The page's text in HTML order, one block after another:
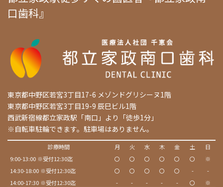
口歯科』
東京都中野区若宮3丁目17-6 メゾンドグリシーヌ1階
東京都中野区若宮3丁目19-9 辰巳ビル1階
西武新宿線都立家政駅「南口」より「徒歩1分」
※自転車駐輪できます。駐車場はありません。
診療時間 月 火 水 木 金 土
日
9:00-13:00 ※受付12:30迄
〇 〇 〇 〇 〇 〇
※
14:30-18:00 ※受付12:30迄
〇 〇 〇 〇 〇 -
-
14:00-17:30 ※受付12:30迄
- - - - - 〇 ※